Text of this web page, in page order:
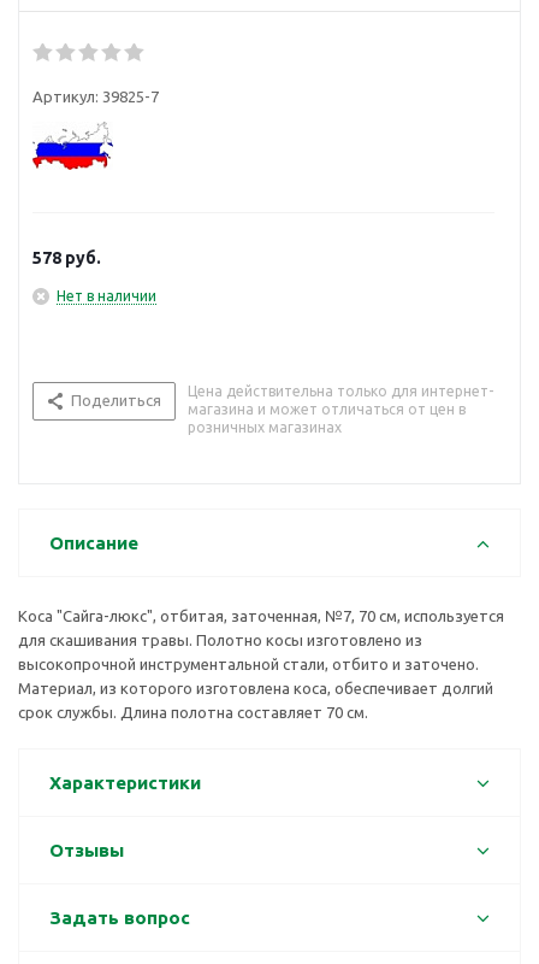
Артикул: 39825-7
578 руб.
Нет в наличии
Поделиться
Цена действительна только для интернет-
магазина и может отличаться от цен в
розничных магазинах
Описание
Коса "Сайга-люкс", отбитая, заточенная, №7, 70 см, используется
для скашивания травы. Полотно косы изготовлено из
высокопрочной инструментальной стали, отбито и заточено.
Материал, из которого изготовлена коса, обеспечивает долгий
срок службы. Длина полотна составляет 70 см.
Характеристики
Отзывы
Задать вопрос